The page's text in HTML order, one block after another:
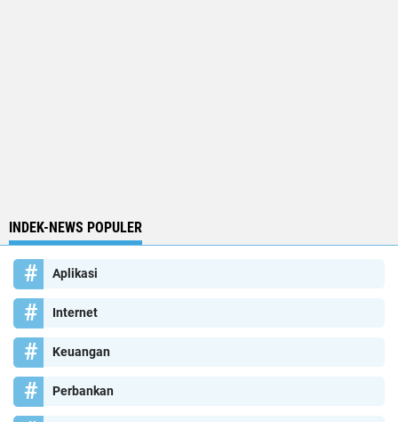
INDEK-NEWS POPULER
Aplikasi
Internet
Keuangan
Perbankan